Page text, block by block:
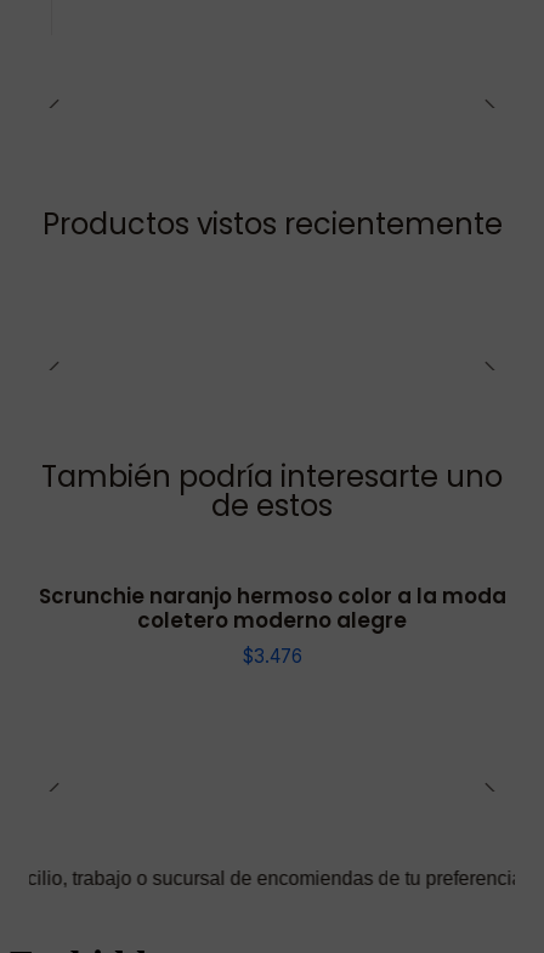
Productos vistos recientemente
También podría interesarte uno
de estos
Scrunchie naranjo hermoso color a la moda
coletero moderno alegre
$3.476
sucursal de encomiendas de tu preferencia ✅ Podrás